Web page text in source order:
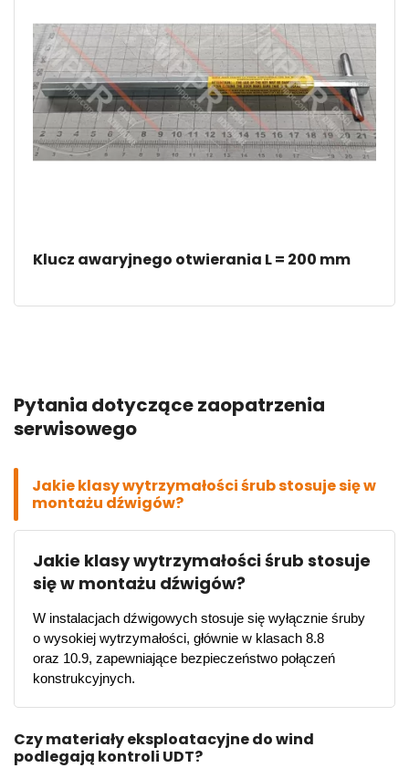
Klucz awaryjnego otwierania L = 200 mm
Pytania dotyczące zaopatrzenia
serwisowego
Jakie klasy wytrzymałości śrub stosuje się w
montażu dźwigów?
Jakie klasy wytrzymałości śrub stosuje
się w montażu dźwigów?
W instalacjach dźwigowych stosuje się wyłącznie śruby
o wysokiej wytrzymałości, głównie w klasach 8.8
oraz 10.9, zapewniające bezpieczeństwo połączeń
konstrukcyjnych.
Czy materiały eksploatacyjne do wind
podlegają kontroli UDT?